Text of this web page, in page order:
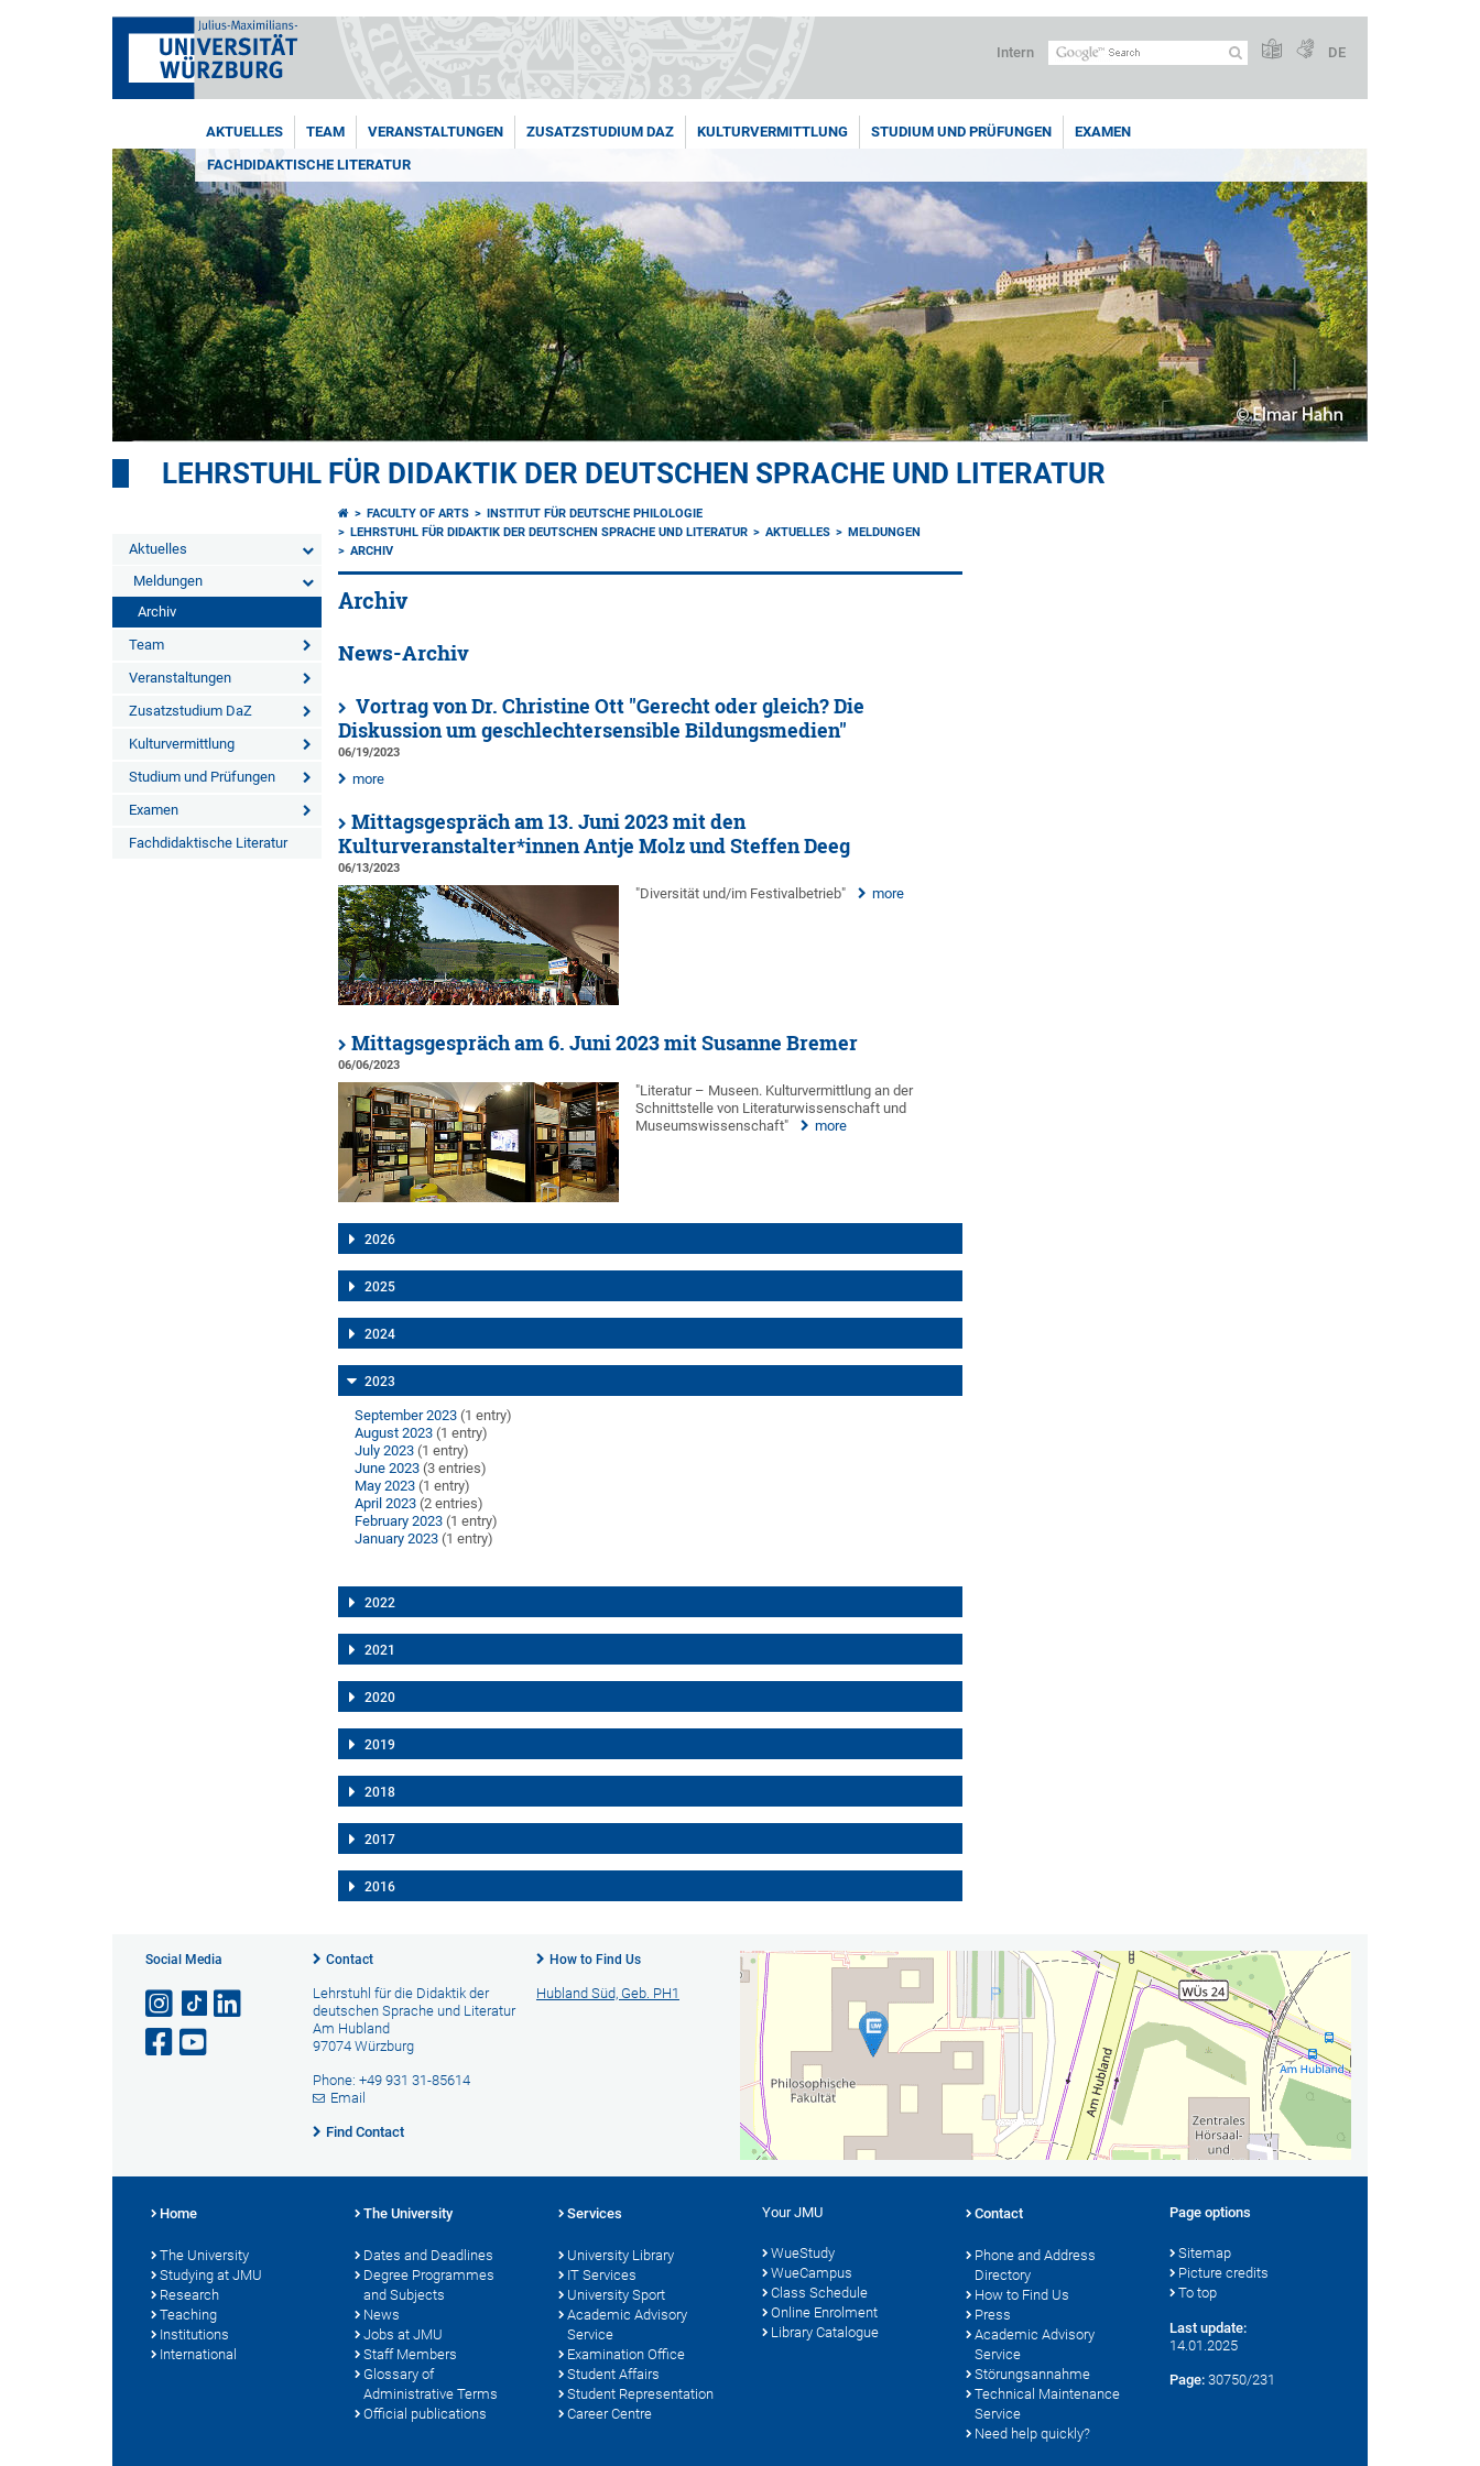
Intern DE
AKTUELLES TEAM VERANSTALTUNGEN ZUSATZSTUDIUM DAZ KULTURVERMITTLUNG STUDIUM UND PRÜFUNGEN
EXAMEN
FACHDIDAKTISCHE LITERATUR
LEHRSTUHL FÜR DIDAKTIK DER DEUTSCHEN SPRACHE UND LITERATUR
Aktuelles
Meldungen
Archiv
Team
Veranstaltungen
Zusatzstudium DaZ
Kulturvermittlung
Studium und Prüfungen
Examen
Fachdidaktische Literatur
FACULTY OF ARTS
INSTITUT FÜR DEUTSCHE PHILOLOGIE
LEHRSTUHL FÜR DIDAKTIK DER DEUTSCHEN SPRACHE UND LITERATUR
AKTUELLES
MELDUNGEN
ARCHIV
Archiv
News-Archiv
Vortrag von Dr. Christine Ott "Gerecht oder gleich? Die
Diskussion um geschlechtersensible Bildungsmedien"
06/19/2023
more
Mittagsgespräch am 13. Juni 2023 mit den
Kulturveranstalter*innen Antje Molz und Steffen Deeg
06/13/2023
"Diversität und/im Festivalbetrieb" more
Mittagsgespräch am 6. Juni 2023 mit Susanne Bremer
06/06/2023
"Literatur – Museen. Kulturvermittlung an der
Schnittstelle von Literaturwissenschaft und
Museumswissenschaft"
more
2026
2025
2024
2023
September 2023 (1 entry)
August 2023 (1 entry)
July 2023 (1 entry)
June 2023 (3 entries)
May 2023 (1 entry)
April 2023 (2 entries)
February 2023 (1 entry)
January 2023 (1 entry)
2022
2021
2020
2019
2018
2017
2016
Social Media Contact
Lehrstuhl für die Didaktik der
deutschen Sprache und Literatur
Am Hubland
97074 Würzburg
Phone: +49 931 31-85614
Email
Find Contact
How to Find Us
Hubland Süd, Geb. PH1
Home
The University
Studying at JMU
Research
Teaching
Institutions
International
The University
Dates and Deadlines
Degree Programmes
and Subjects
News
Jobs at JMU
Staff Members
Glossary of
Administrative Terms
Official publications
Services
University Library
IT Services
University Sport
Academic Advisory
Service
Examination Office
Student Affairs
Student Representation
Career Centre
Your JMU
WueStudy
WueCampus
Class Schedule
Online Enrolment
Library Catalogue
Contact
Phone and Address
Directory
How to Find Us
Press
Academic Advisory
Service
Störungsannahme
Technical Maintenance
Service
Need help quickly?
Page options
Sitemap
Picture credits
To top
Last update:
14.01.2025
Page: 30750/231